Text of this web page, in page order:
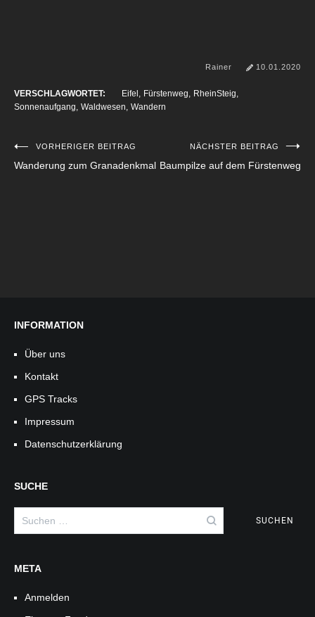
Rainer 10.01.2020
VERSCHLAGWORTET: Eifel Fürstenweg
RheinSteig
Sonnenaufgang Waldwesen Wandern
Beitragsnavigation
VORHERIGER BEITRAG
Wanderung zum Granadenkmal
NÄCHSTER BEITRAG
Baumpilze auf dem Fürstenweg
INFORMATION
Über uns
Kontakt
GPS Tracks
Impressum
Datenschutzerklärung
SUCHE
nach:
META
Anmelden